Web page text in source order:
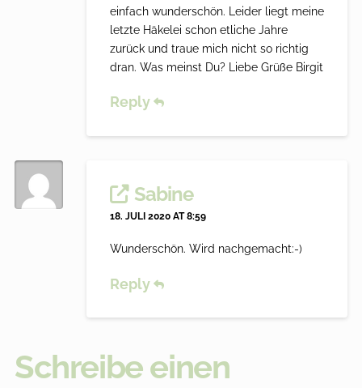
einfach wunderschön. Leider liegt meine
letzte Häkelei schon etliche Jahre
zurück und traue mich nicht so richtig
dran. Was meinst Du? Liebe Grüße Birgit
Reply
Sabine
18. JULI 2020 AT 8:59
Wunderschön. Wird nachgemacht:-)
Reply
Schreibe einen